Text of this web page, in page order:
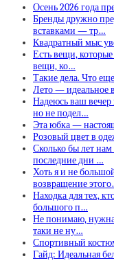
Осень 2026 года
Бренды дружно
вставками — тр…
Квадратный мыс
Есть вещи,
вещи, ко…
Такие дела. Что
Лето — идеальное
Надеюсь ваш
но не подел…
Эта юбка —
Розовый цвет в
Сколько бы лет
последние дни …
Хоть я и не
возвращение
Находка для тех,
большого п…
Не понимаю, нужна
таки не ну…
Спортивный
Гайд: Идеальная